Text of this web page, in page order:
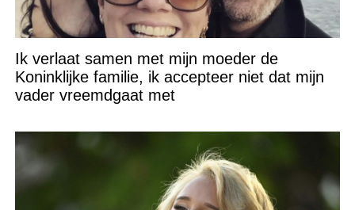
Ik verlaat samen met mijn moeder de
Koninklijke familie, ik accepteer niet dat mijn
vader vreemdgaat met